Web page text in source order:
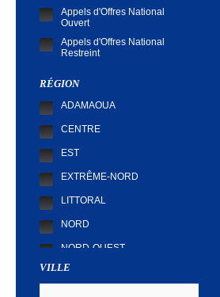
Appels d'Offres National
Ouvert
Appels d'Offres National
Restreint
RÉGION
ADAMAOUA
CENTRE
EST
EXTRÊME-NORD
LITTORAL
NORD
NORD-OUEST
SUD
VILLE